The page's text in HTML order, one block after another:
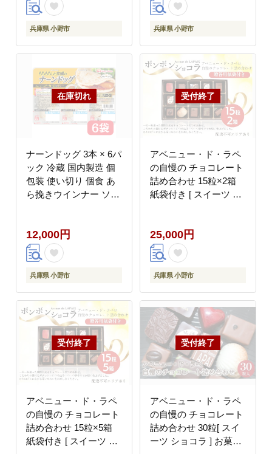
ンス パン ピザ 石窯工
房 日本ハム
兵庫県 小野市
昼食 おやつ 夕食 石窯
工房 日本ハム
兵庫県 小野市
ナーンドッグ 3本 × 6パ
ック 冷蔵 国内製造 個
包装 使い切り 個食 あ
ら挽きウインナー ソー
肉 レンジ レンチン レ
ンジ調理 温めるだけ 朝
食 昼食 おやつ 夕食 も
ちもち 日本ハム
12,000円
兵庫県 小野市
アベニュー・ド・ラペ
の自慢の チョコレート
詰め合わせ 15粒×2箱
紙袋付き [ スイーツ シ
ータイム ギフト 手土産
自宅用 バレンタイン ご
褒美
25,000円
兵庫県 小野市
アベニュー・ド・ラペ
の自慢の チョコレート
詰め合わせ 15粒×5箱
紙袋付き [ スイーツ シ
アベニュー・ド・ラペ
の自慢の チョコレート
詰め合わせ 30粒[ スイ
ーツ ショコラ ] お菓子